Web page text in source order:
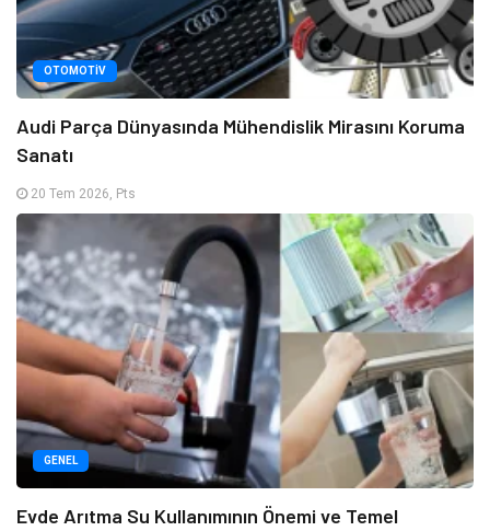
OTOMOTIV
Audi Parça Dünyasında Mühendislik Mirasını Koruma
Sanatı
20 Tem 2026, Pts
GENEL
Evde Arıtma Su Kullanımının Önemi ve Temel